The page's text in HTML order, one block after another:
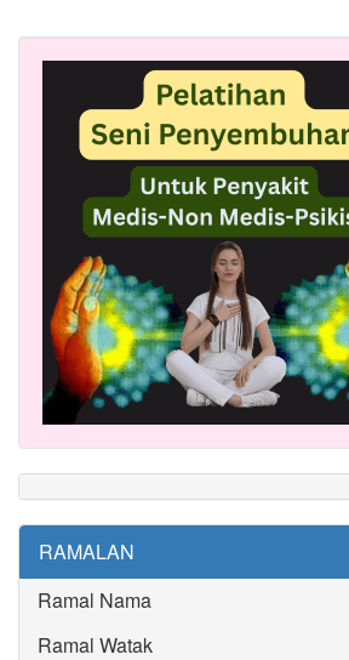
RAMALAN
Ramal Nama
Ramal Watak